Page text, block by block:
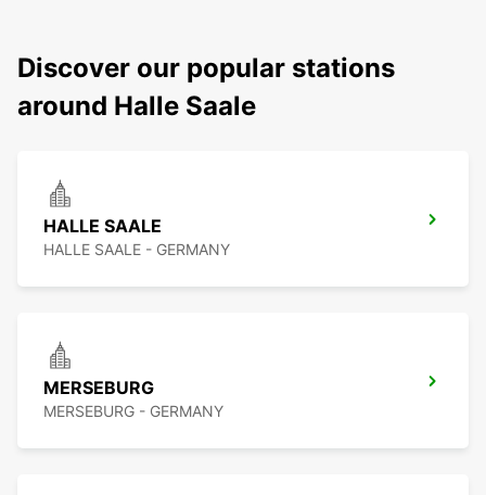
Discover our popular stations
around Halle Saale
HALLE SAALE
HALLE SAALE - GERMANY
MERSEBURG
MERSEBURG - GERMANY